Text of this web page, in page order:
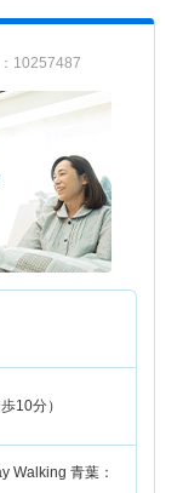
10257487
10分）
Walking 青葉：